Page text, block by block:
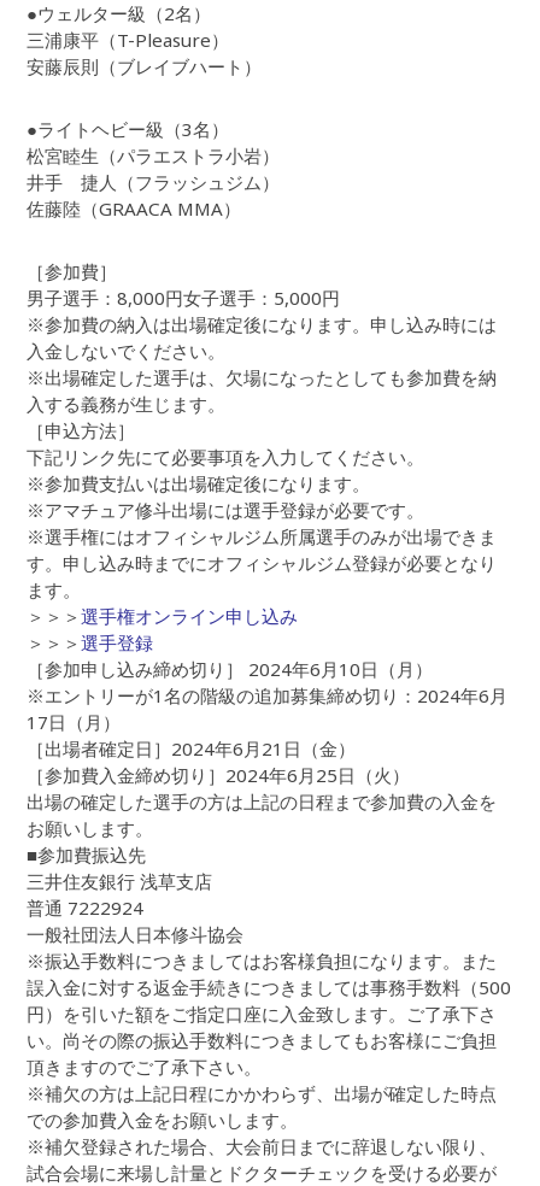
●ウェルター級（2名）
三浦康平（T-Pleasure）
安藤辰則（ブレイブハート）
●ライトヘビー級（3名）
松宮睦生（パラエストラ小岩）
井手 捷人（フラッシュジム）
佐藤陸（GRAACA MMA）
［参加費］
男子選手：8,000円女子選手：5,000円
※参加費の納入は出場確定後になります。申し込み時には
入金しないでください。
※出場確定した選手は、欠場になったとしても参加費を納
入する義務が生じます。
［申込方法］
下記リンク先にて必要事項を入力してください。
※参加費支払いは出場確定後になります。
※アマチュア修斗出場には選手登録が必要です。
※選手権にはオフィシャルジム所属選手のみが出場できま
す。申し込み時までにオフィシャルジム登録が必要となり
ます。
＞＞＞選手権オンライン申し込み
＞＞＞選手登録
［参加申し込み締め切り］ 2024年6月10日（月）
※エントリーが1名の階級の追加募集締め切り：2024年6月
17日（月）
［出場者確定日］2024年6月21日（金）
［参加費入金締め切り］2024年6月25日（火）
出場の確定した選手の方は上記の日程まで参加費の入金を
お願いします。
■参加費振込先
三井住友銀行 浅草支店
普通 7222924
一般社団法人日本修斗協会
※振込手数料につきましてはお客様負担になります。また
誤入金に対する返金手続きにつきましては事務手数料（500
円）を引いた額をご指定口座に入金致します。ご了承下さ
い。尚その際の振込手数料につきましてもお客様にご負担
頂きますのでご了承下さい。
※補欠の方は上記日程にかかわらず、出場が確定した時点
での参加費入金をお願いします。
※補欠登録された場合、大会前日までに辞退しない限り、
試合会場に来場し計量とドクターチェックを受ける必要が